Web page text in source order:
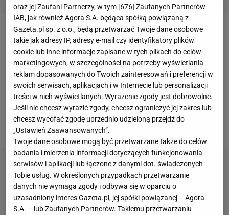
Ten symboliczny podział dodatkowo podkreśla
zróżnicowana podłoga. W części kuchennej znajduje
się łatwy do utrzymania w czystości gres, a w części
jadalnianej - drewniane panele dodające wnętrzu
elegancji. Jadalnia jest na tyle duża, że swobodnie
zmieścił się w niej obszerny stół z wygodnymi
krzesłami.
oraz jej Zaufani Partnerzy, w tym [676] Zaufanych Partnerów
IAB, jak również Agora S.A. będąca spółką powiązaną z
Gazeta.pl sp. z o.o., będą przetwarzać Twoje dane osobowe
takie jak adresy IP, adresy e-mail czy identyfikatory plików
cookie lub inne informacje zapisane w tych plikach do celów
marketingowych, w szczególności na potrzeby wyświetlania
reklam dopasowanych do Twoich zainteresowań i preferencji w
swoich serwisach, aplikacjach i w Internecie lub personalizacji
treści w nich wyświetlanych. Wyrażenie zgody jest dobrowolne.
Jeśli nie chcesz wyrazić zgody, chcesz ograniczyć jej zakres lub
chcesz wycofać zgodę uprzednio udzieloną przejdź do
„Ustawień Zaawansowanych”.
Twoje dane osobowe mogą być przetwarzane także do celów
badania i mierzenia informacji dotyczących funkcjonowania
serwisów i aplikacji lub łączone z danymi dot. świadczonych
Tobie usług. W określonych przypadkach przetwarzanie
danych nie wymaga zgody i odbywa się w oparciu o
uzasadniony interes Gazeta.pl, jej spółki powiązanej – Agora
S.A. – lub Zaufanych Partnerów. Takiemu przetwarzaniu